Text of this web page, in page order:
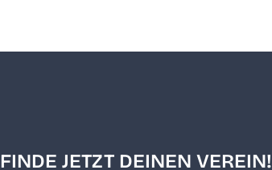
FINDE JETZT DEINEN VEREIN!